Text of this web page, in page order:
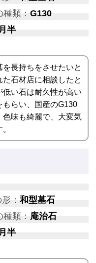
類： G130
半
を長持ちをさせたいと
た石材店に相談したと
低い石は耐久性が高い
もらい、国産のG130
色味も綺麗で、大変気
形：和型墓石
類： 庵治石
半